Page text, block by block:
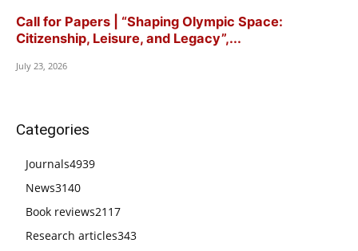
Call for Papers | “Shaping Olympic Space:
Citizenship, Leisure, and Legacy”,...
July 23, 2026
Categories
Journals4939
News3140
Book reviews2117
Research articles343